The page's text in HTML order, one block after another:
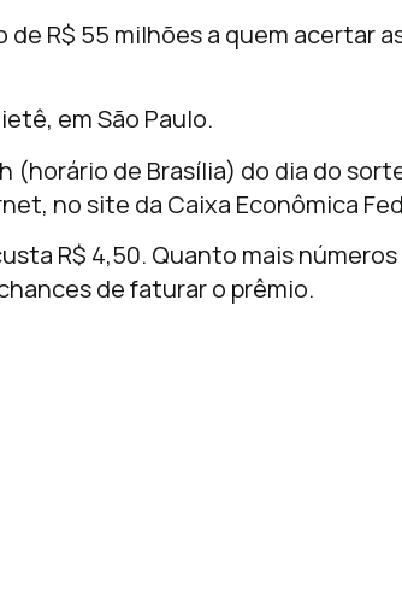
R$ 55 milhões a quem acertar
em São Paulo.
(horário de Brasília) do dia do
no site da Caixa Econômica
R$ 4,50. Quanto mais números
de faturar o prêmio.